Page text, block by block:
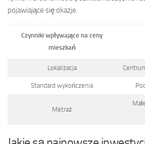
pojawiające się okazje.
Czynniki wpływające na ceny
mieszkań
Lokalizacja
Standard wykończenia
Metraż